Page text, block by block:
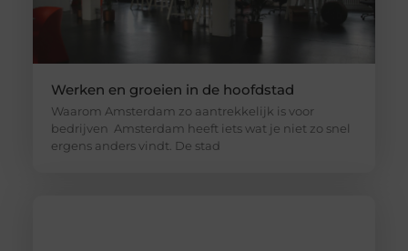
Werken en groeien in de hoofdstad
Waarom Amsterdam zo aantrekkelijk is voor
bedrijven Amsterdam heeft iets wat je niet zo snel
ergens anders vindt. De stad